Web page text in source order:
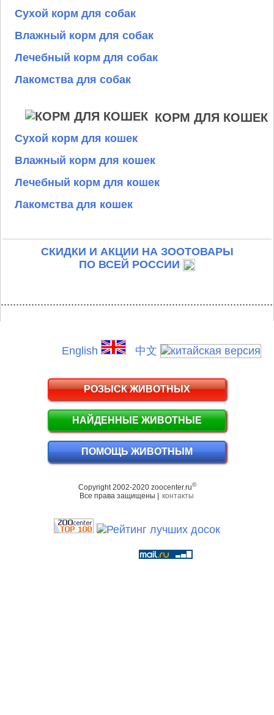
Сухой корм для собак
Влажный корм для собак
Лечебный корм для собак
Лакомства для собак
КОРМ ДЛЯ КОШЕК
Сухой корм для кошек
Влажный корм для кошек
Лечебный корм для кошек
Лакомства для кошек
СКИДКИ И АКЦИИ НА ЗООТОВАРЫ
ПО ВСЕЙ РОССИИ
English 中文
РОЗЫСК ЖИВОТНЫХ
НАЙДЕННЫЕ ЖИВОТНЫЕ
ПОМОЩЬ ЖИВОТНЫМ
Copyright 2002-2020 zoocenter.ru©
Все права защищены | контакты